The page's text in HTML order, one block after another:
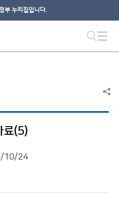
부 누리집입니다.
료(5)
10/24